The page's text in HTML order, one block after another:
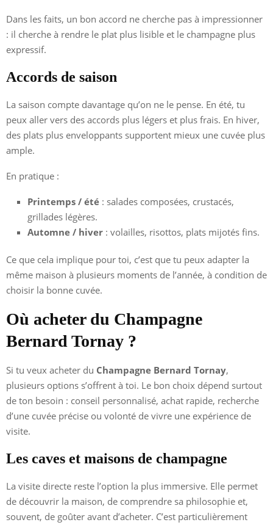
Dans les faits, un bon accord ne cherche pas à impressionner
: il cherche à rendre le plat plus lisible et le champagne plus
expressif.
Accords de saison
La saison compte davantage qu’on ne le pense. En été, tu
peux aller vers des accords plus légers et plus frais. En hiver,
des plats plus enveloppants supportent mieux une cuvée plus
ample.
En pratique :
Printemps / été : salades composées, crustacés,
grillades légères.
Automne / hiver : volailles, risottos, plats mijotés fins.
Ce que cela implique pour toi, c’est que tu peux adapter la
même maison à plusieurs moments de l’année, à condition de
choisir la bonne cuvée.
Où acheter du Champagne
Bernard Tornay ?
Si tu veux acheter du Champagne Bernard Tornay,
plusieurs options s’offrent à toi. Le bon choix dépend surtout
de ton besoin : conseil personnalisé, achat rapide, recherche
d’une cuvée précise ou volonté de vivre une expérience de
visite.
Les caves et maisons de champagne
La visite directe reste l’option la plus immersive. Elle permet
de découvrir la maison, de comprendre sa philosophie et,
souvent, de goûter avant d’acheter. C’est particulièrement